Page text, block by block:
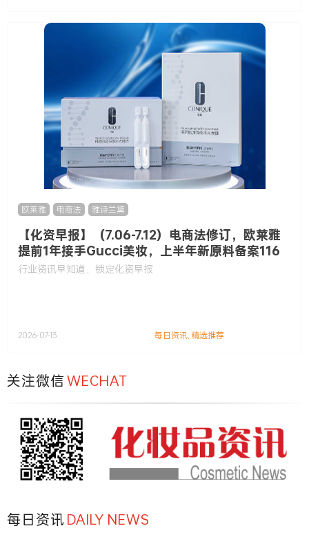
欧莱雅 电商法 雅诗兰黛
【化资早报】（7.06-7.12）电商法修订，欧莱雅
提前1年接手Gucci美妆，上半年新原料备案116
款……
行业资讯早知道，锁定化资早报
2026-07-13 每日资讯,精选推荐
关注微信WECHAT
每日资讯DAILY NEWS